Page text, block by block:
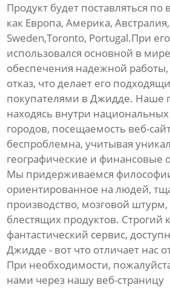
Продукт будет поставляться
как Европа, Америка,
Sweden,Toronto, Portugal.При
использовался основной в
обеспечения надежной
отказ, что делает его
покупателями в Джидде. Наше
находясь внутри
городов, посещаемость веб-
беспроблемна, учитывая
географические и финансовые
Мы придерживаемся
ориентированное на людей,
производство, мозговой штурм,
блестящих продуктов. Строгий
фантастический сервис,
Джидде - вот что отличает нас
При необходимости,
нами через нашу веб-страницу